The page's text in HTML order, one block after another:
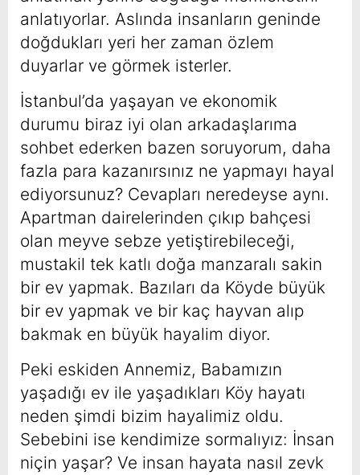
anlatıyorlar. Aslında insanların geninde
doğdukları yeri her zaman özlem
duyarlar ve görmek isterler.
İstanbul’da yaşayan ve ekonomik
durumu biraz iyi olan arkadaşlarıma
sohbet ederken bazen soruyorum, daha
fazla para kazanırsınız ne yapmayı hayal
ediyorsunuz? Cevapları neredeyse aynı.
Apartman dairelerinden çıkıp bahçesi
olan meyve sebze yetiştirebileceği,
mustakil tek katlı doğa manzaralı sakin
bir ev yapmak. Bazıları da Köyde büyük
bir ev yapmak ve bir kaç hayvan alıp
bakmak en büyük hayalim diyor.
Peki eskiden Annemiz, Babamızın
yaşadığı ev ile yaşadıkları Köy hayatı
neden şimdi bizim hayalimiz oldu.
Sebebini ise kendimize sormalıyız: İnsan
niçin yaşar? Ve insan hayata nasıl zevk